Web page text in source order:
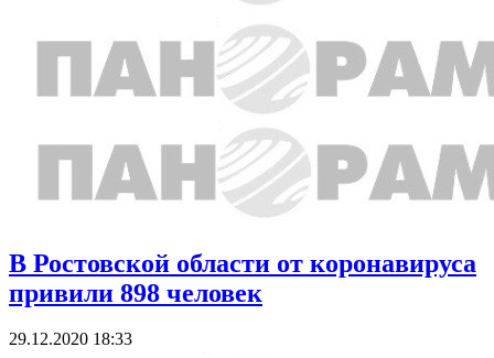
В Ростовской области от коронавируса
привили 898 человек
29.12.2020 18:33